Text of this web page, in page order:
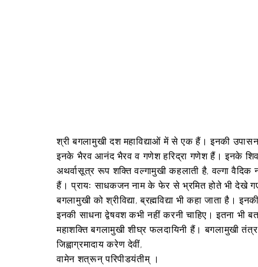
श्री बगलामुखी दश महाविद्याओं में से एक हैं। इनकी उपासना
इनके भैरव आनंद भैरव व गणेश हरिद्रा गणेश हैं। इनके शिव
अथर्वासूत्र रूप शक्ति वल्गामुखी कहलाती है, वल्गा
हैं। प्रायः साधकजन नाम के फेर से भ्रमित होते भी देखे
बगलामुखी को श्रीविद्या, ब्रह्मविद्या भी कहा जाता
इनकी साधना द्वेषवश कभी नहीं करनी चाहिए। इतना भी
महाशक्ति बगलामुखी शीघ्र फलदायिनी हैं। बगलामुखी
जिह्वाग्रमादाय करेण देवीं,
वामेन शत्रून् परिपीडयंतीम् ।